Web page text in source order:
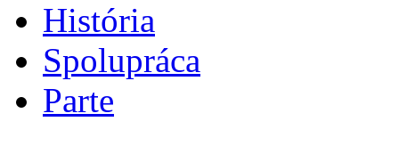
História
Spolupráca
Parte